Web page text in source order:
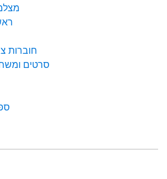
חוברות
סרטים